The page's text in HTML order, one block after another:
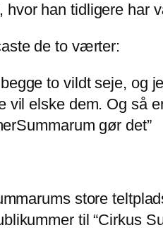
hvor han tidligere
de to værter:
to vildt seje, og
elske dem. Og så
gør det”
store
til “Cirkus